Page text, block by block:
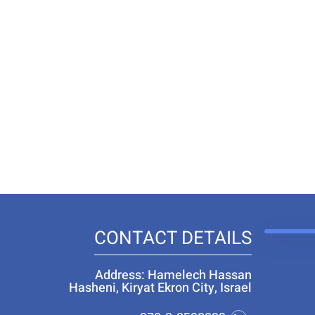
CONTACT DETAILS
Address: Hamelech Hassan
Hasheni, Kiryat Ekron City, Israel